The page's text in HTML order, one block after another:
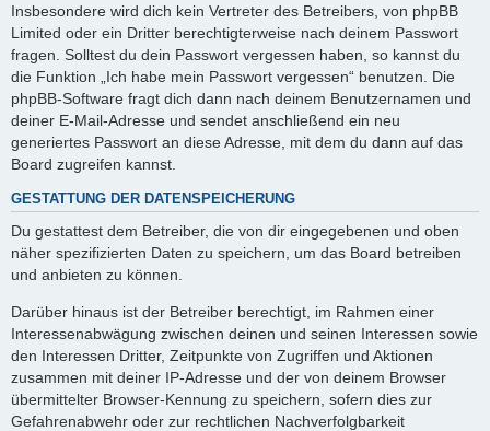
Insbesondere wird dich kein Vertreter des Betreibers, von phpBB
Limited oder ein Dritter berechtigterweise nach deinem Passwort
fragen. Solltest du dein Passwort vergessen haben, so kannst du
die Funktion „Ich habe mein Passwort vergessen“ benutzen. Die
phpBB-Software fragt dich dann nach deinem Benutzernamen und
deiner E-Mail-Adresse und sendet anschließend ein neu
generiertes Passwort an diese Adresse, mit dem du dann auf das
Board zugreifen kannst.
GESTATTUNG DER DATENSPEICHERUNG
Du gestattest dem Betreiber, die von dir eingegebenen und oben
näher spezifizierten Daten zu speichern, um das Board betreiben
und anbieten zu können.
Darüber hinaus ist der Betreiber berechtigt, im Rahmen einer
Interessenabwägung zwischen deinen und seinen Interessen sowie
den Interessen Dritter, Zeitpunkte von Zugriffen und Aktionen
zusammen mit deiner IP-Adresse und der von deinem Browser
übermittelter Browser-Kennung zu speichern, sofern dies zur
Gefahrenabwehr oder zur rechtlichen Nachverfolgbarkeit